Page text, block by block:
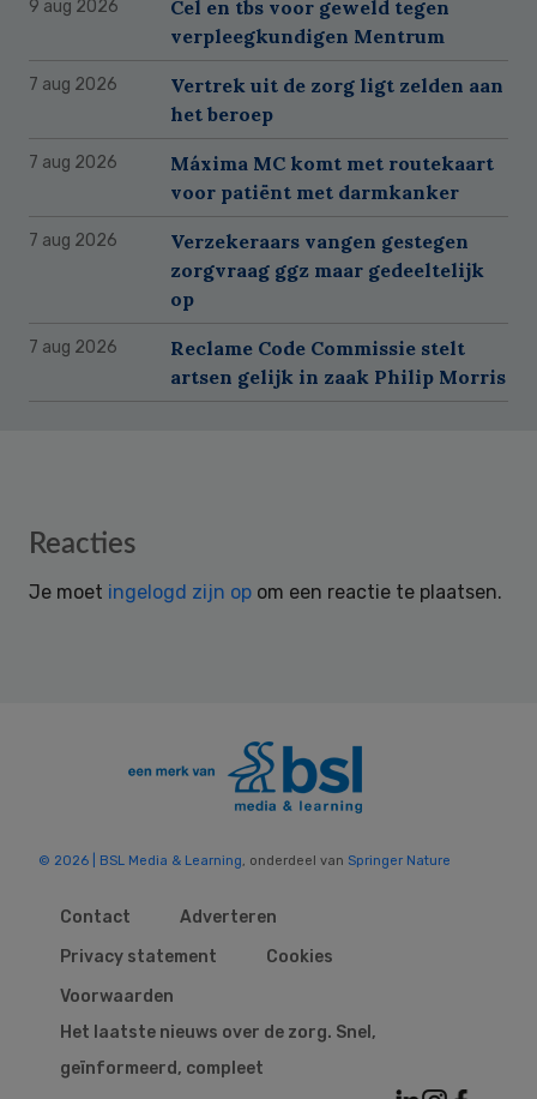
9 aug 2026
Cel en tbs voor geweld tegen
verpleegkundigen Mentrum
7 aug 2026
Vertrek uit de zorg ligt zelden aan
het beroep
7 aug 2026
Máxima MC komt met routekaart
voor patiënt met darmkanker
7 aug 2026
Verzekeraars vangen gestegen
zorgvraag ggz maar gedeeltelijk
op
7 aug 2026
Reclame Code Commissie stelt
artsen gelijk in zaak Philip Morris
Reader
Reacties
Je moet ingelogd zijn op om een reactie te plaatsen.
© 2026 | BSL Media & Learning, onderdeel van Springer Nature
Contact
Adverteren
Privacy statement
Cookies
Voorwaarden
Het laatste nieuws over de zorg. Snel,
geïnformeerd, compleet